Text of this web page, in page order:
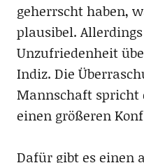
geherrscht haben,
plausibel.
Unzufriedenheit
Indiz. Die
Mannschaft spricht
einen größeren
Dafür gibt es einen